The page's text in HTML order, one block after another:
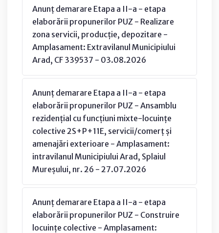
Anunț demarare Etapa a II-a - etapa
elaborării propunerilor PUZ - Realizare
zona servicii, producție, depozitare -
Amplasament: Extravilanul Municipiului
Arad, CF 339537 - 03.08.2026
Anunț demarare Etapa a II-a - etapa
elaborării propunerilor PUZ - Ansamblu
rezidențial cu funcțiuni mixte-locuințe
colective 2S+P+11E, servicii/comerț și
amenajări exterioare - Amplasament:
intravilanul Municipiului Arad, Splaiul
Mureșului, nr. 26 - 27.07.2026
Anunț demarare Etapa a II-a - etapa
elaborării propunerilor PUZ - Construire
locuințe colective - Amplasament: